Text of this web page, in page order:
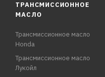
ТРАНСМИССИОННОЕ
МАСЛО
Трансмиссионное масло
Honda
Трансмиссионное масло
Лукойл